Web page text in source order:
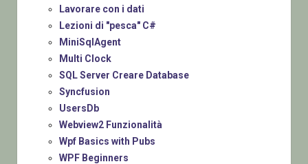
Lavorare con i dati
Lezioni di "pesca" C#
MiniSqlAgent
Multi Clock
SQL Server Creare Database
Syncfusion
UsersDb
Webview2 Funzionalità
Wpf Basics with Pubs
WPF Beginners